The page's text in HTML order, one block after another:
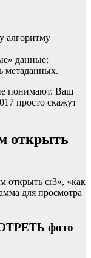
алгоритму
данные;
метаданных.
понимают. Ваш
просто скажут
открыть
открыть cr3», «как
для просмотра
фото